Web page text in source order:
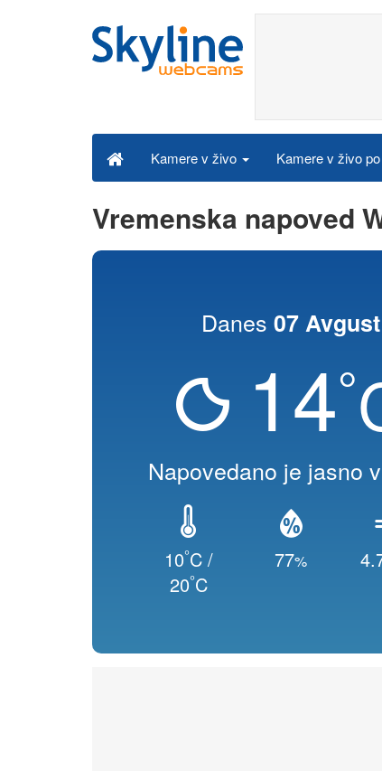
Kamere v živo Kamere v živo
Vremenska napoved
Danes 07 Avgust
14°
Napovedano je jasno
10°C /
20°C
77%